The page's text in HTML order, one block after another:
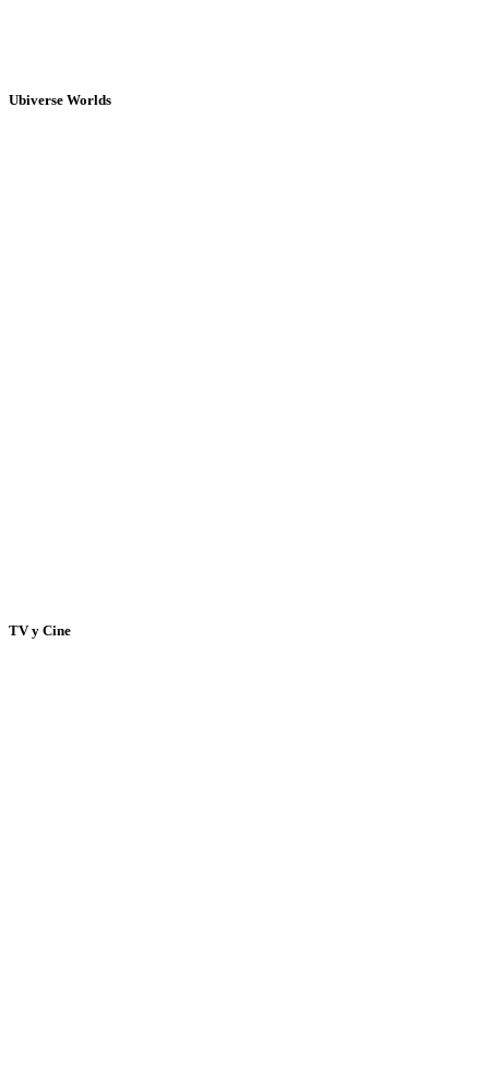
Ubiverse Worlds
TV y Cine